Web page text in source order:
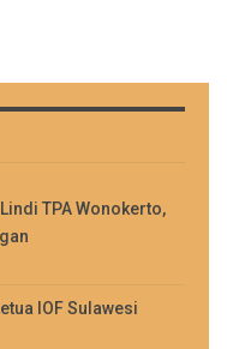
TPA Wonokerto,
IOF Sulawesi